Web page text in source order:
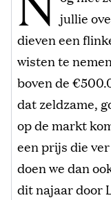
jullie
dieven een
wisten te
boven de
dat zeldzame,
op de markt
een prijs die
doen we dan
dit najaar door